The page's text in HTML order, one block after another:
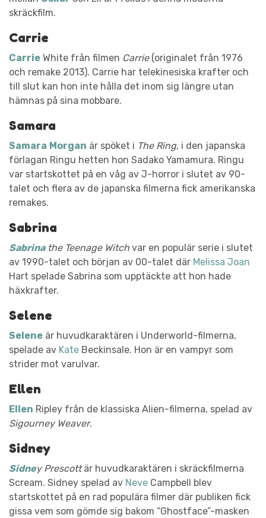
skräckfilm.
Carrie
Carrie White från filmen Carrie (originalet från 1976
och remake 2013). Carrie har telekinesiska krafter och
till slut kan hon inte hålla det inom sig längre utan
hämnas på sina mobbare.
Samara
Samara Morgan är spöket i The Ring, i den japanska
förlagan Ringu hetten hon Sadako Yamamura. Ringu
var startskottet på en våg av J-horror i slutet av 90-
talet och flera av de japanska filmerna fick amerikanska
remakes.
Sabrina
Sabrinathe Teenage Witch var en populär serie i slutet
av 1990-talet och början av 00-talet där Melissa Joan
Hart spelade Sabrina som upptäckte att hon hade
häxkrafter.
Selene
Selene är huvudkaraktären i Underworld-filmerna,
spelade av Kate Beckinsale. Hon är en vampyr som
strider mot varulvar.
Ellen
Ellen Ripley från de klassiska Alien-filmerna, spelad av
Sigourney Weaver.
Sidney
Sidney Prescottär huvudkaraktären i skräckfilmerna
Scream. Sidney spelad av Neve Campbell blev
startskottet på en rad populära filmer där publiken fick
gissa vem som gömde sig bakom “Ghostface”-masken